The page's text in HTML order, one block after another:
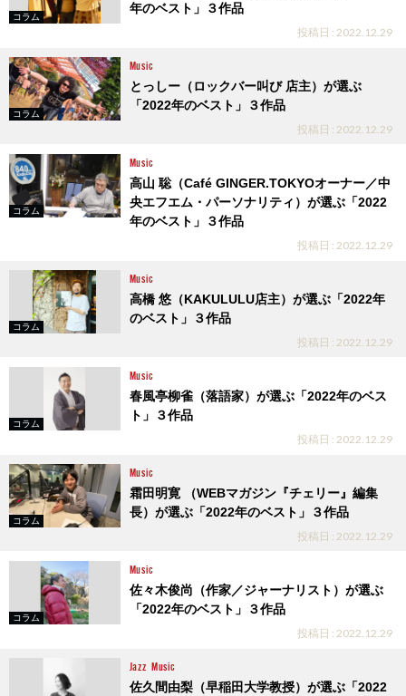
コラム
年のベスト」３作品
投稿日 : 2022.12.29
コラム
Music
とっしー（ロックバー叫び 店主）が選ぶ
「2022年のベスト」３作品
投稿日 : 2022.12.29
コラム
Music
高山 聡（Café GINGER.TOKYOオーナー／中
央エフエム・パーソナリティ）が選ぶ「2022
年のベスト」３作品
投稿日 : 2022.12.29
コラム
Music
高橋 悠（KAKULULU店主）が選ぶ「2022年
のベスト」３作品
投稿日 : 2022.12.29
コラム
Music
春風亭柳雀（落語家）が選ぶ「2022年のベス
ト」３作品
投稿日 : 2022.12.29
コラム
Music
霜田明寛 （WEBマガジン『チェリー』編集
長）が選ぶ「2022年のベスト」３作品
投稿日 : 2022.12.29
コラム
Music
佐々木俊尚（作家／ジャーナリスト）が選ぶ
「2022年のベスト」３作品
投稿日 : 2022.12.29
Jazz Music
佐久間由梨（早稲田大学教授）が選ぶ「2022